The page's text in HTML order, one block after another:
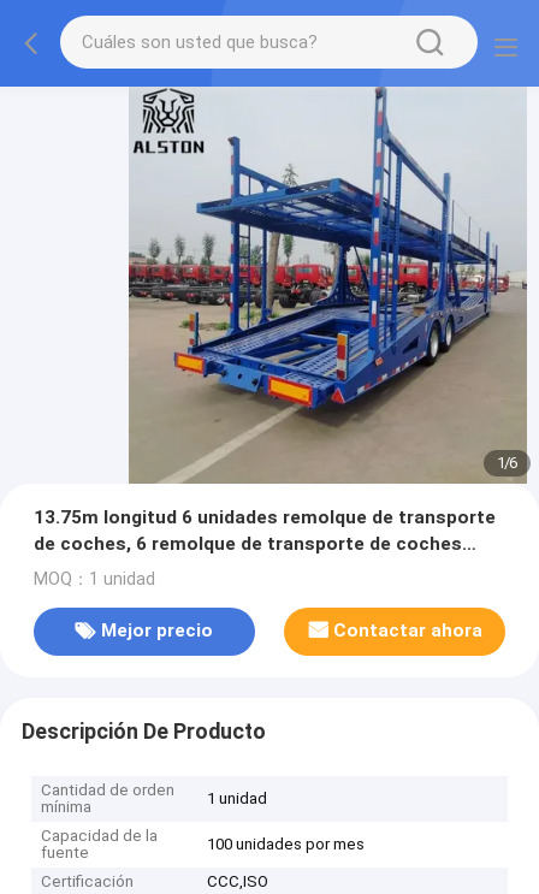
1/6
13.75m longitud 6 unidades remolque de transporte
de coches, 6 remolque de transporte de coches
para la venta
MOQ：1 unidad
Mejor precio Contactar ahora
Descripción De Producto
Cantidad de orden
mínima
1 unidad
Capacidad de la
fuente
100 unidades por mes
Certificación
CCC,ISO